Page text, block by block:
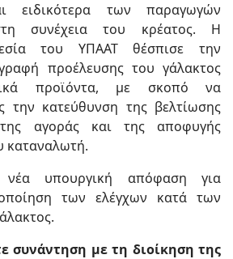
ειδικότερα των παραγωγών
συνέχεια του κρέατος. Η
του ΥΠΑΑΤ θέσπισε την
προέλευσης του γάλακτος
προϊόντα, με σκοπό να
την κατεύθυνση της βελτίωσης
αγοράς και της αποφυγής
καταναλωτή.
νέα υπουργική απόφαση για
των ελέγχων κατά των
συνάντηση με τη διοίκηση της